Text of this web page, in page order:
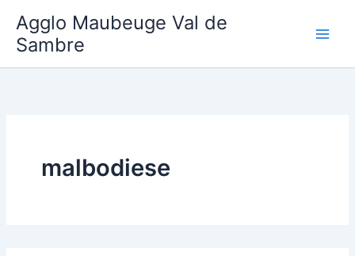
contenu
Agglo Maubeuge Val de
Sambre
malbodiese